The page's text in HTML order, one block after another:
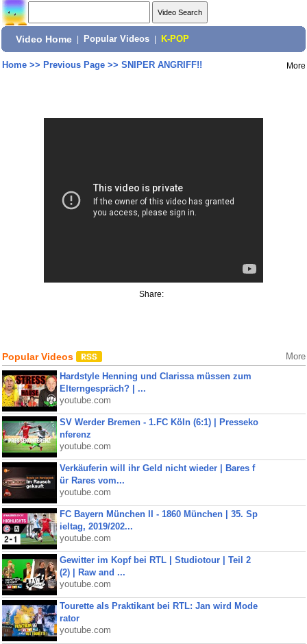
Video Home Popular Videos K-POP
Home>> Previous Page>> SNIPER ANGRIFF!! More
Share:
Popular Videos More
Hardstyle Henning und Clarissa müssen zum
Elterngespräch? | ...
youtube.com
SV Werder Bremen - 1.FC Köln (6:1) | Presseko
nferenz
youtube.com
Verkäuferin will ihr Geld nicht wieder | Bares f
ür Rares vom...
youtube.com
FC Bayern München II - 1860 München | 35. Sp
ieltag, 2019/202...
youtube.com
Gewitter im Kopf bei RTL | Studiotour | Teil 2
(2) | Raw and ...
youtube.com
Tourette als Praktikant bei RTL: Jan wird Mode
rator
youtube.com